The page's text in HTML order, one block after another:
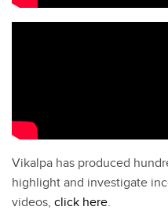
Vikalpa has produced
highlight and investigate
videos, click here.